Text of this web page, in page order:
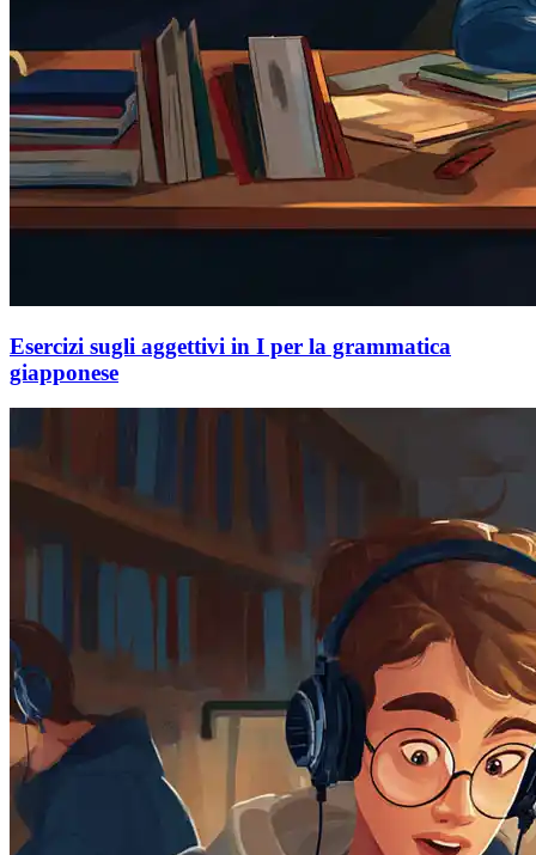
Esercizi sugli aggettivi in ​​I per la grammatica
giapponese